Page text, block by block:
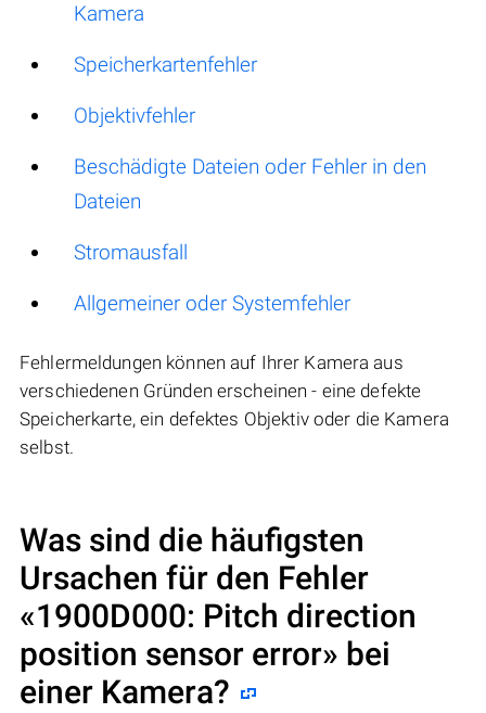
Kamera
Speicherkartenfehler
Objektivfehler
Beschädigte Dateien oder Fehler in den
Dateien
Stromausfall
Allgemeiner oder Systemfehler
Fehlermeldungen können auf Ihrer Kamera aus
verschiedenen Gründen erscheinen - eine defekte
Speicherkarte, ein defektes Objektiv oder die Kamera
selbst.
Was sind die häufigsten
Ursachen für den Fehler
«1900D000: Pitch direction
position sensor error» bei
einer Kamera?